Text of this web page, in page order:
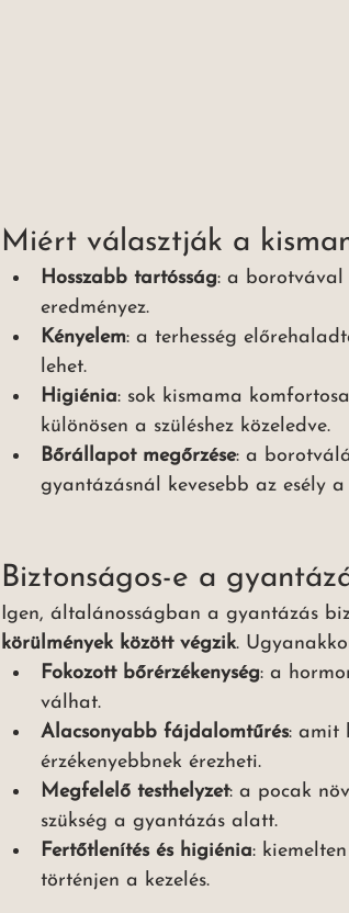
Miért választják a
Hosszabb tartósság: a borotvával
eredményez.
Kényelem: a terhesség
lehet.
Higiénia: sok kismama
különösen a szüléshez közeledve.
Bőrállapot megőrzése: a
gyantázásnál kevesebb az esély
Biztonságos-e a
Igen, általánosságban a gyantázás
körülmények között végzik.
Fokozott bőrérzékenység: a
válhat.
Alacsonyabb fájdalomtűrés: amit
érzékenyebbnek érezheti.
Megfelelő testhelyzet: a pocak
szükség a gyantázás alatt.
Fertőtlenítés és higiénia:
történjen a kezelés.